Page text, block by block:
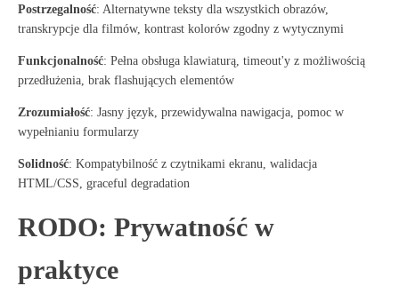
Postrzegalność: Alternatywne teksty dla wszystkich obrazów,
transkrypcje dla filmów, kontrast kolorów zgodny z wytycznymi
Funkcjonalność: Pełna obsługa klawiaturą, timeout'y z możliwością
przedłużenia, brak flashujących elementów
Zrozumiałość: Jasny język, przewidywalna nawigacja, pomoc w
wypełnianiu formularzy
Solidność: Kompatybilność z czytnikami ekranu, walidacja
HTML/CSS, graceful degradation
RODO: Prywatność w
praktyce